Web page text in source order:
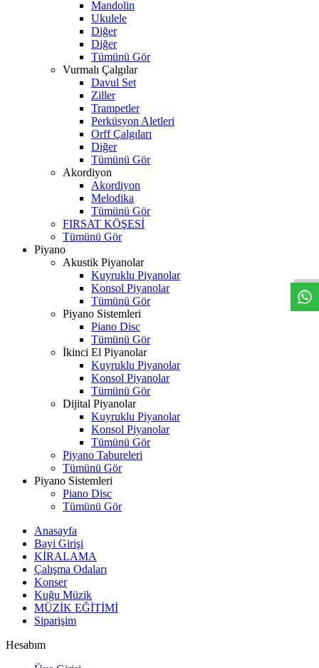
Mandolin
Ukulele
Diğer
Diğer
Tümünü Gör
Vurmalı Çalgılar
Davul Set
Ziller
Trampetler
Perküsyon Aletleri
Orff Çalgıları
Diğer
Tümünü Gör
Akordiyon
Akordiyon
Melodika
Tümünü Gör
FIRSAT KÖŞESİ
Tümünü Gör
Piyano
Akustik Piyanolar
Kuyruklu Piyanolar
Konsol Piyanolar
Tümünü Gör
Piyano Sistemleri
Piano Disc
Tümünü Gör
İkinci El Piyanolar
Kuyruklu Piyanolar
Konsol Piyanolar
Tümünü Gör
Dijital Piyanolar
Kuyruklu Piyanolar
Konsol Piyanolar
Tümünü Gör
Piyano Tabureleri
Tümünü Gör
Piyano Sistemleri
Piano Disc
Tümünü Gör
Anasayfa
Bayi Girişi
KİRALAMA
Çalışma Odaları
Konser
Kuğu Müzik
MÜZİK EĞİTİMİ
Siparişim
Hesabım